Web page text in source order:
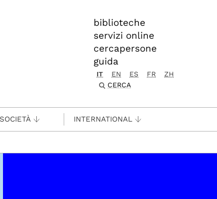
biblioteche
servizi online
cercapersone
guida
IT EN ES FR
ZH
CERCA
INTERNATIONAL